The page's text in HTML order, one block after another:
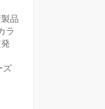
品
ラ
ズ